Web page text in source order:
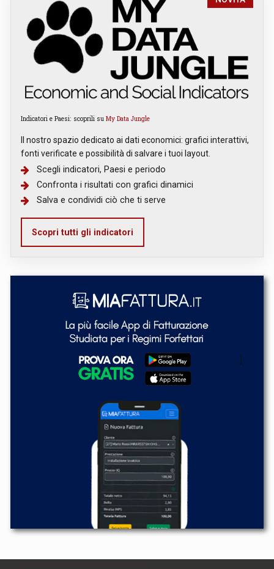
Indicatori e Paesi: scoprili su My Data Jungle
Il nostro spazio dedicato ai dati economici: grafici interattivi,
fonti verificate e possibilità di salvare i tuoi layout.
Scegli indicatori, Paesi e periodo
Confronta i risultati con grafici dinamici
Salva e condividi ciò che ti serve
Scopri tutti gli indicatori